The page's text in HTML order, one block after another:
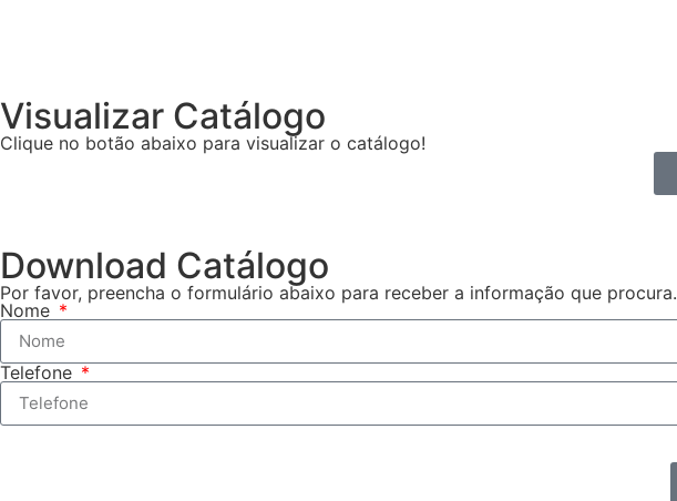
Visualizar Catálogo
Clique no botão abaixo para visualizar o catálogo!
Download Catálogo
Por favor, preencha o formulário abaixo para receber a informação que procura.
Nome
Telefone